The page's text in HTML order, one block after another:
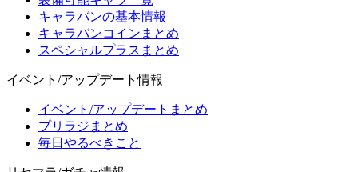
キャラバンの基本情報
キャラバンコインまとめ
スペシャルプラスまとめ
イベント/アップデート情報
イベント/アップデートまとめ
プリラジまとめ
毎日やるべきこと